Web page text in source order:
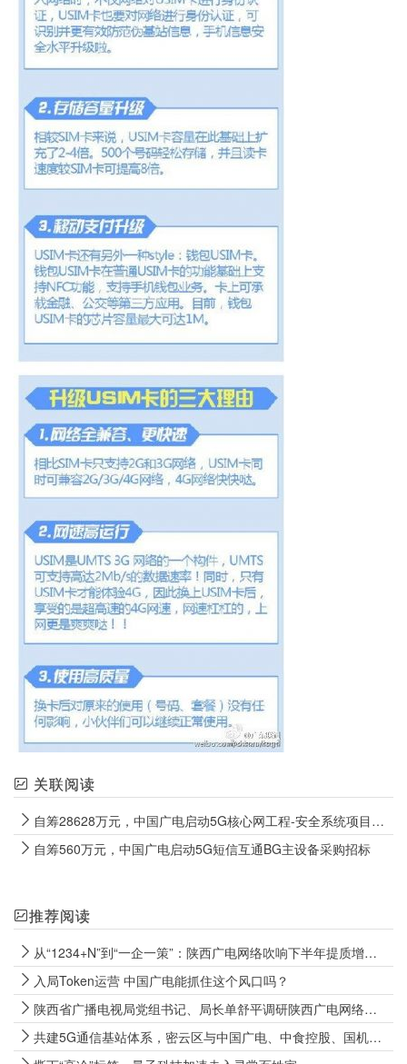
关联阅读
自筹28628万元，中国广电启动5G核心网工程-安全系统项目招标
自筹560万元，中国广电启动5G短信互通BG主设备采购招标
推荐阅读
从“1234+N”到“一企一策”：陕西广电网络吹响下半年提质增效冲锋号
入局Token运营 中国广电能抓住这个风口吗？
陕西省广播电视局党组书记、局长单舒平调研陕西广电网络电视“套娃”收费和操作复杂专项治理成效巩固工作
共建5G通信基站体系，密云区与中国广电、中食控股、国机数科签署战略合作协议